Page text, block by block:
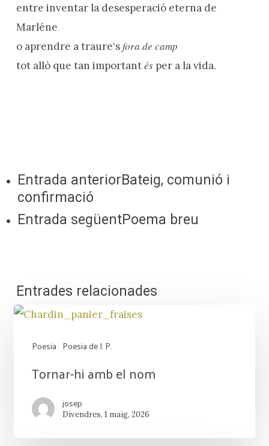
entre inventar la desesperació eterna de
Marléne
o aprendre a traure‘sfora de camp
tot allò que tan importantésper a la vida.
Entrada anteriorBateig, comunió i
confirmació
Entrada següentPoema breu
Entrades relacionades
Poesia Poesia de J. P.
Tornar-
amb
Tornar-hi amb el nom
josep
Divendres, 1 maig, 2026